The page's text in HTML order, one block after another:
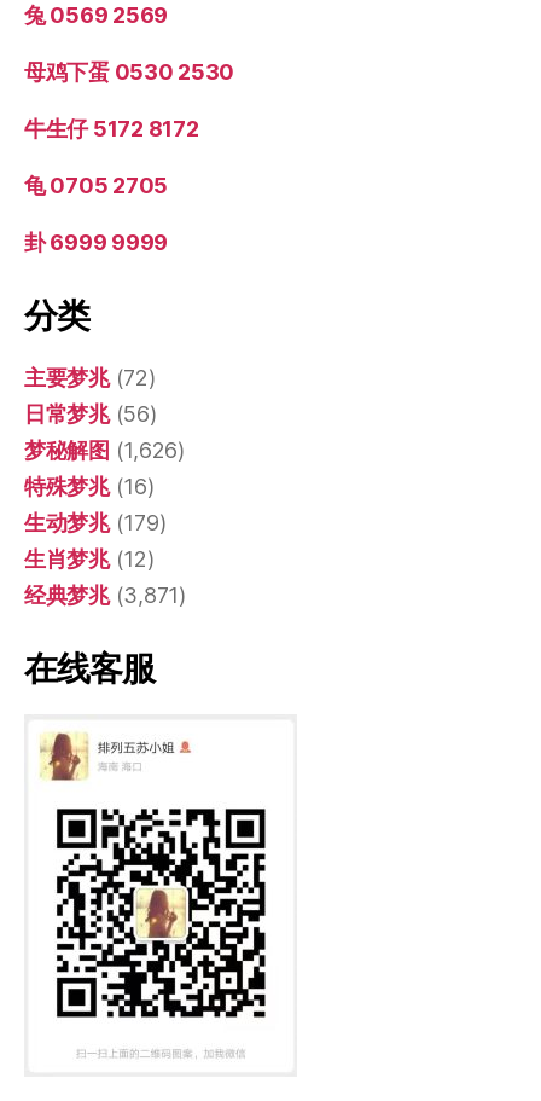
兔 0569 2569
母鸡下蛋 0530 2530
牛生仔 5172 8172
龟 0705 2705
卦 6999 9999
分类
主要梦兆(72)
日常梦兆(56)
梦秘解图 (1,626)
特殊梦兆(16)
生动梦兆(179)
生肖梦兆(12)
经典梦兆(3,871)
在线客服